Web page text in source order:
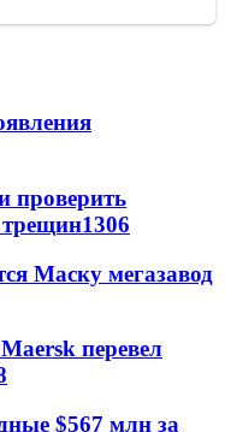
проверить
трещин1306
Маску мегазавод
перевел
$567 млн за